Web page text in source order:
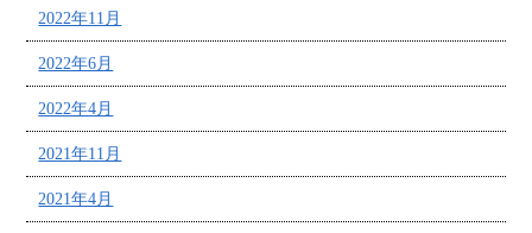
2022年11月
2022年6月
2022年4月
2021年11月
2021年4月